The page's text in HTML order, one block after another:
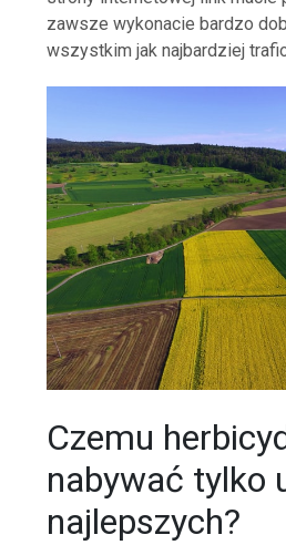
zawsze wykonacie bardzo
wszystkim jak najbardziej
Czemu
nabywać tylko
najlepszych?